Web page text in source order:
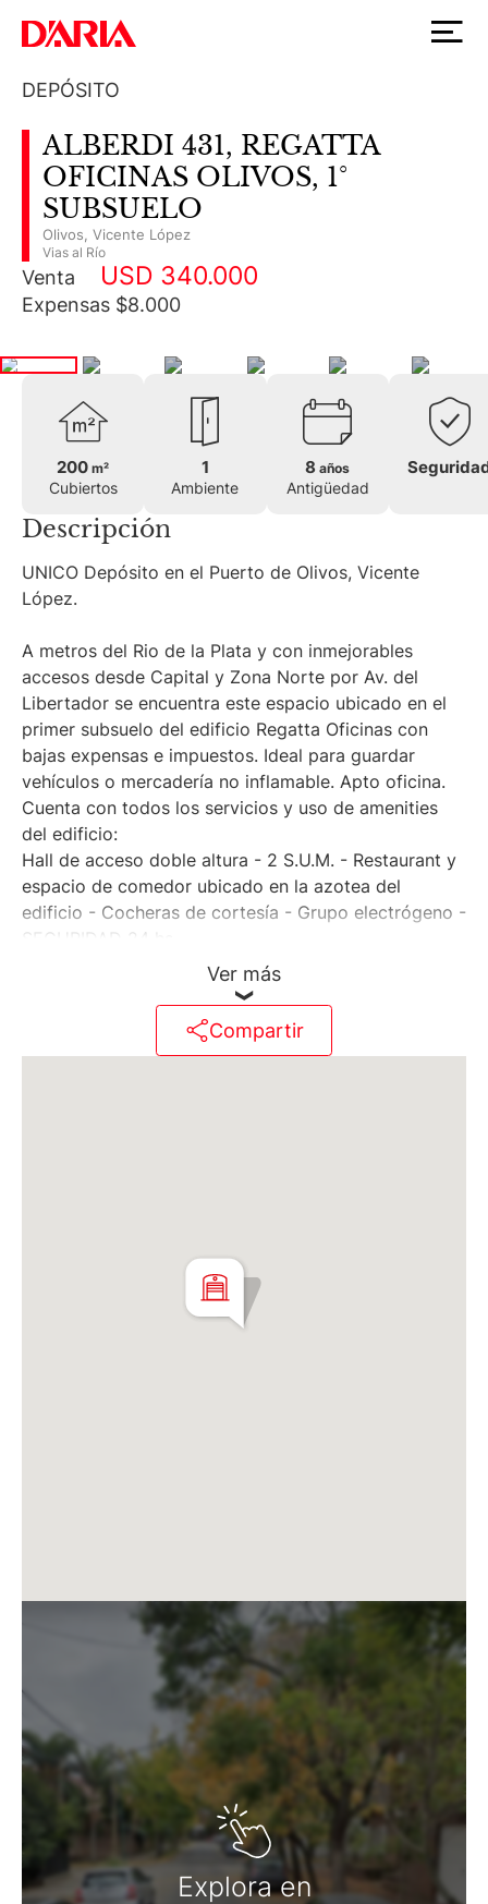
DEPÓSITO
ALBERDI 431, REGATTA
OFICINAS OLIVOS, 1°
SUBSUELO
Olivos Vicente López
Vias al Río
Venta USD 340.000
Expensas $8.000
200m²
Cubiertos
1
Ambiente
8años
Antigüedad
Descripción
UNICO Depósito en el Puerto de Olivos, Vicente
López.
A metros del Rio de la Plata y con inmejorables
accesos desde Capital y Zona Norte por Av. del
Libertador se encuentra este espacio ubicado en el
primer subsuelo del edificio Regatta Oficinas con
bajas expensas e impuestos. Ideal para guardar
vehículos o mercadería no inflamable. Apto oficina.
Cuenta con todos los servicios y uso de amenities
del edificio:
Hall de acceso doble altura - 2 S.U.M. - Restaurant y
espacio de comedor ubicado en la azotea del
edificio - Cocheras de cortesía - Grupo electrógeno -
SEGURIDAD 24 hs.
¡Consulte por esta u otras propiedades!
Ver más
Compartir
Explora en